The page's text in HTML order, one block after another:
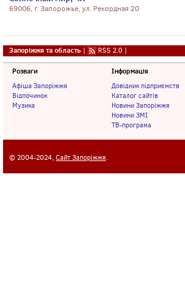
69006, г. Запорожье, ул. Рекордная 20
Запоріжжя та область | RSS 2.0 |
Розваги
Афіша Запоріжжя
Відпочинок
Музика
Інформація
Довідник підприємств
Каталог сайтів
Новини Запоріжжя
Новини ЗМІ
ТВ-програма
© 2004-2024, Сайт Запоріжжя.